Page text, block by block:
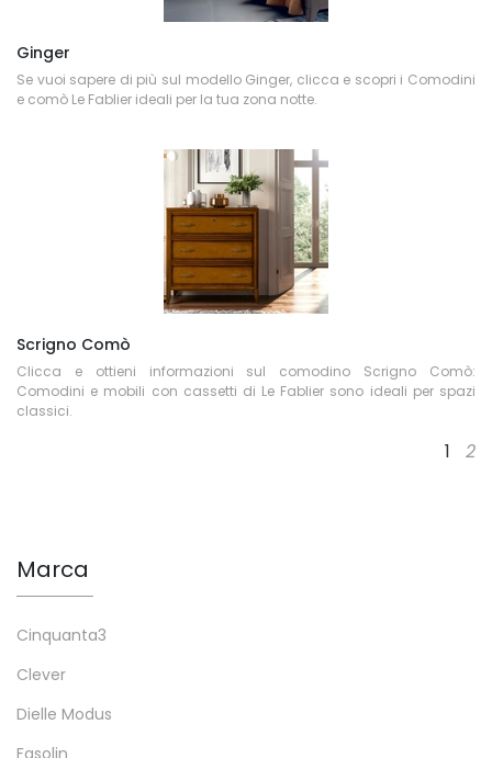
Ginger
Se vuoi sapere di più sul modello Ginger, clicca e scopri i Comodini
e comò Le Fablier ideali per la tua zona notte.
Scrigno Comò
Clicca e ottieni informazioni sul comodino Scrigno Comò:
Comodini e mobili con cassetti di Le Fablier sono ideali per spazi
classici.
1 2
Marca
Cinquanta3
Clever
Dielle Modus
Fasolin